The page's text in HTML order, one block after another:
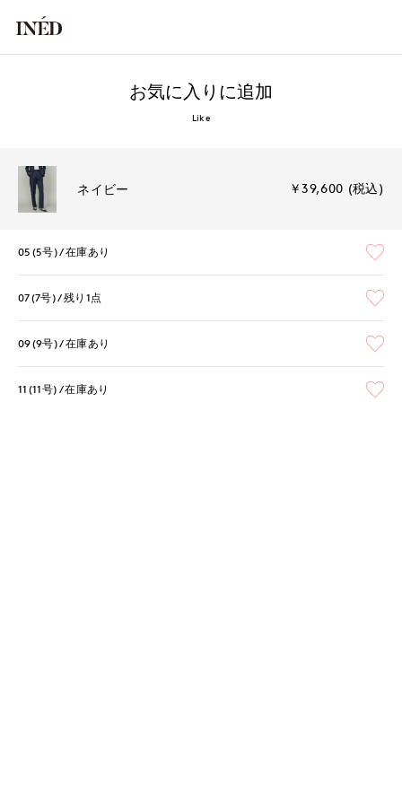
お気に入りに追加
Like
ネイビー ￥39,600 (税込)
05(5号) 在庫あり
07(7号) 残り1点
09(9号) 在庫あり
11(11号) 在庫あり